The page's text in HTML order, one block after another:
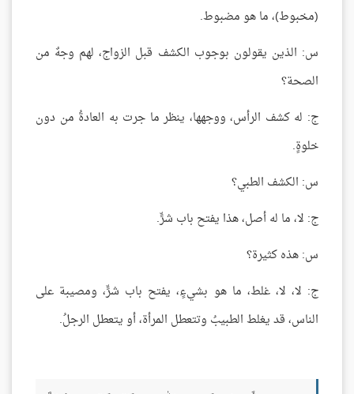
(مخبوط)، ما هو مضبوط.
س: الذين يقولون بوجوب الكشف قبل الزواج، لهم وجهٌ من
الصحة؟
ج: له كشف الرأس، ووجهها، ينظر ما جرت به العادةُ من دون
خلوةٍ.
س: الكشف الطبي؟
ج: لا، ما له أصل، هذا يفتح باب شرٍّ.
س: هذه كثيرة؟
ج: لا، لا، غلط، ما هو بشيءٍ، يفتح باب شرٍّ، ومصيبة على
الناس، قد يغلط الطبيبُ وتتعطل المرأة، أو يتعطل الرجلُ.